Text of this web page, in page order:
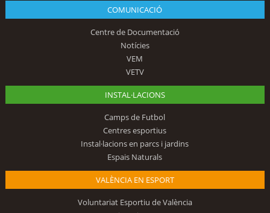
COMUNICACIÓ
Centre de Documentació
Notícies
VEM
VETV
INSTAL·LACIONS
Camps de Futbol
Centres esportius
Instal·lacions en parcs i jardins
Espais Naturals
VALÈNCIA EN ESPORT
Voluntariat Esportiu de València